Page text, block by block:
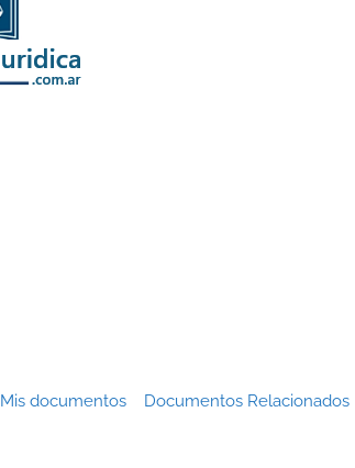
Mis documentosDocumentos Relacionados